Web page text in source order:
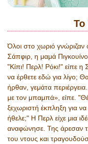
Το
Όλοι στο χωριό γνώριζαν
Σάπφιρ, η μαμά
"Κίπι! Περλ! Ρόκι!" είπε
να έρθετε εδώ για λίγο;
ήρθαν, γεμάτα
με τον μπαμπά», είπε.
ξεχωριστή έκπληξη για
ήθελε;" Η Περλ είχε μια
αναφώνησε. Της άρεσαν
του ντους και